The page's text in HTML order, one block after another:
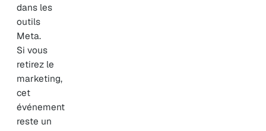
dans les
outils
Meta.
Si vous
retirez le
marketing,
cet
événement
reste un